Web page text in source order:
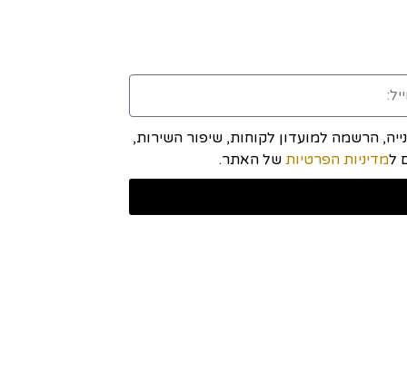
הרשמה למועדון לקוחות, שיפור השירות,
מדיניות הפרטיות של האתר.